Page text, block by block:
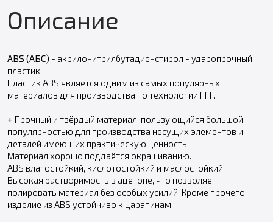
Описание
ABS (АБС) - акрилонитрилбутадиенстирол - ударопрочный
пластик.
Пластик ABS является одним из самых популярных
материалов для производства по технологии FFF.
+ Прочный и твёрдый материал, пользующийся большой
популярностью для производства несущих элементов и
деталей имеющих практическую ценность.
Материал хорошо поддаётся окрашиванию.
ABS влагостойкий, кислотостойкий и маслостойкий.
Высокая растворимость в ацетоне, что позволяет
полировать материал без особых усилий. Кроме прочего,
изделие из ABS устойчиво к царапинам.